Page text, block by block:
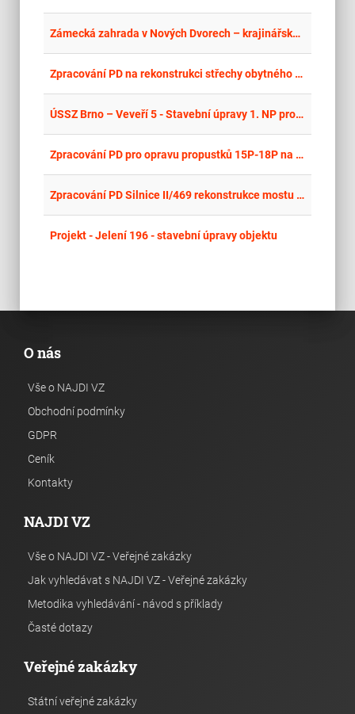
Zámecká zahrada v Nových Dvorech – krajinářsko-architektonická projektová soutěž o návrh
Zpracování PD na rekonstrukci střechy obytného domu, ul. Krajní 2
ÚSSZ Brno – Veveří 5 - Stavební úpravy 1. NP pro klientské centrum – projektová dokumentace
Zpracování PD pro opravu propustků 15P-18P na komunikaci III/4808 v obci Skotnice
Zpracování PD Silnice II/469 rekonstrukce mostu ev.č. 469-002 přes Plesenský potok v Martinově
Projekt - Jelení 196 - stavební úpravy objektu
O nás
Vše o NAJDI VZ
Obchodní podmínky
GDPR
Ceník
Kontakty
NAJDI VZ
Vše o NAJDI VZ - Veřejné zakázky
Jak vyhledávat s NAJDI VZ - Veřejné zakázky
Metodika vyhledávání - návod s příklady
Časté dotazy
Veřejné zakázky
Státní veřejné zakázky